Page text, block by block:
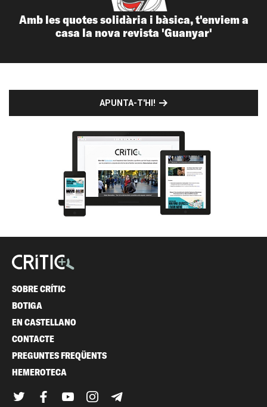
Amb les quotes solidària i bàsica, t'enviem a
casa la nova revista 'Guanyar'
APUNTA-T'HI!
SOBRE CRÍTIC
BOTIGA
EN CASTELLANO
CONTACTE
PREGUNTES FREQÜENTS
HEMEROTECA
TwitterFacebook
YouTubeInstagram